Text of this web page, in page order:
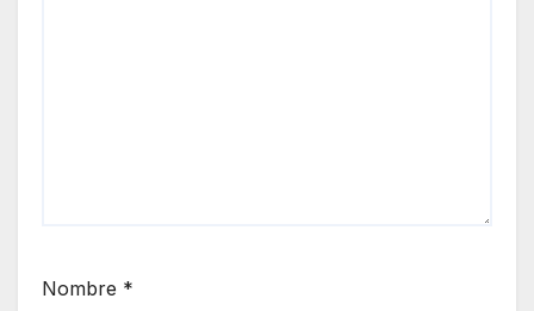
Nombre *